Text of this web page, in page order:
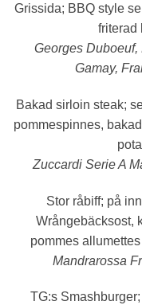
Grissida; BBQ style
friterad
Georges
Gamay,
Bakad sirloin steak;
pommespinnes,
Zuccardi Serie A
Stor råbiff; på
Wrångebäcksost,
pommes
Mandrarossa
TG:s Smashburger;